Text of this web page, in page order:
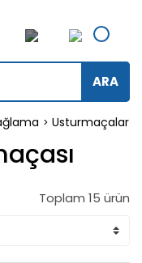
ARA
Usturmaçalar
Toplam 15 ürün